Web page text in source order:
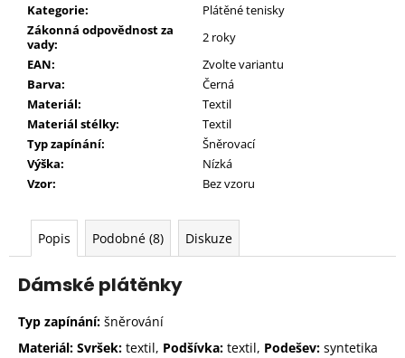
Kategorie:
Plátěné tenisky
Zákonná odpovědnost za
vady:
2 roky
EAN:
Zvolte variantu
Barva:
Černá
Materiál:
Textil
Materiál stélky:
Textil
Typ zapínání:
Šněrovací
Výška:
Nízká
Vzor:
Bez vzoru
Popis Podobné (8) Diskuze
Dámské plátěnky
Typ zapínání: šněrování
Materiál: Svršek: textil, Podšívka: textil, Podešev: syntetika